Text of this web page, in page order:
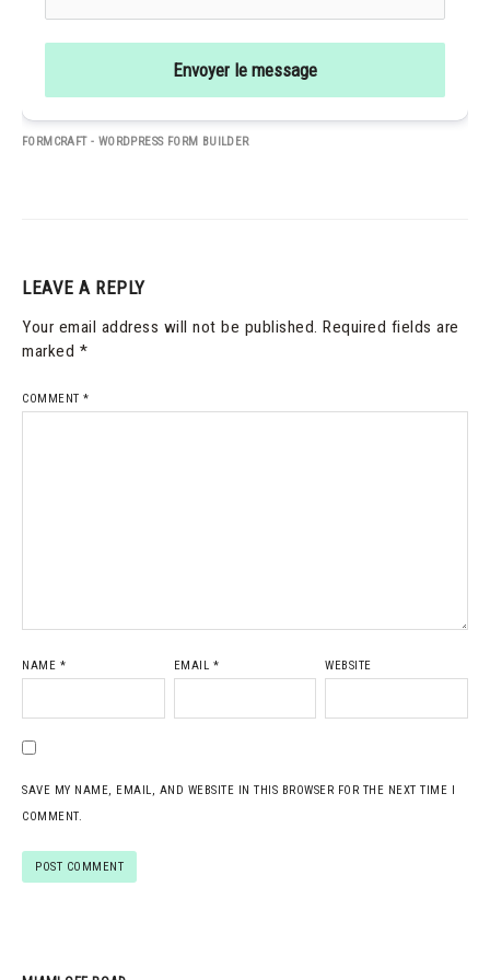
Envoyer le message
FORMCRAFT - WORDPRESS FORM BUILDER
LEAVE A REPLY
Your email address will not be published. Required fields are
marked *
COMMENT *
NAME * EMAIL * WEBSITE
SAVE MY NAME, EMAIL, AND WEBSITE IN THIS BROWSER FOR THE NEXT TIME I
COMMENT.